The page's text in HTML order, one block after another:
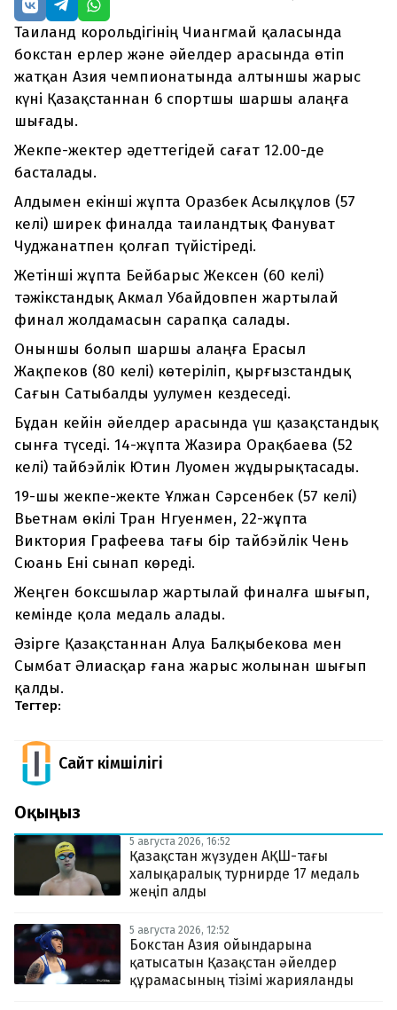
Таиланд корольдігінің Чиангмай қаласында
бокстан ерлер және әйелдер арасында өтіп
жатқан Азия чемпионатында алтыншы жарыс
күні Қазақстаннан 6 спортшы шаршы алаңға
шығады.
Жекпе-жектер әдеттегідей сағат 12.00-де
басталады.
Алдымен екінші жұпта Оразбек Асылқұлов (57
келі) ширек финалда таиландтық Фануват
Чуджанатпен қолғап түйістіреді.
Жетінші жұпта Бейбарыс Жексен (60 келі)
тәжікстандық Акмал Убайдовпен жартылай
финал жолдамасын сарапқа салады.
Оныншы болып шаршы алаңға Ерасыл
Жақпеков (80 келі) көтеріліп, қырғызстандық
Сағын Сатыбалды уулумен кездеседі.
Бұдан кейін әйелдер арасында үш қазақстандық
сынға түседі. 14-жұпта Жазира Орақбаева (52
келі) тайбэйлік Ютин Луомен жұдырықтасады.
19-шы жекпе-жекте Ұлжан Сәрсенбек (57 келі)
Вьетнам өкілі Тран Нгуенмен, 22-жұпта
Виктория Графеева тағы бір тайбэйлік Чень
Сюань Ені сынап көреді.
Жеңген боксшылар жартылай финалға шығып,
кемінде қола медаль алады.
Әзірге Қазақстаннан Алуа Балқыбекова мен
Сымбат Әлиасқар ғана жарыс жолынан шығып
қалды.
Тегтер:
Сайт Әкімшілігі
Оқыңыз
5 августа 2026, 16:52
Қазақстан жүзуден АҚШ-тағы
халықаралық турнирде 17 медаль
жеңіп алды
5 августа 2026, 12:52
Бокстан Азия ойындарына
қатысатын Қазақстан әйелдер
құрамасының тізімі жарияланды